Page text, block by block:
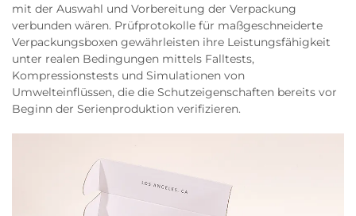
mit der Auswahl und Vorbereitung der Verpackung
verbunden wären. Prüfprotokolle für maßgeschneiderte
Verpackungsboxen gewährleisten ihre Leistungsfähigkeit
unter realen Bedingungen mittels Falltests,
Kompressionstests und Simulationen von
Umwelteinflüssen, die die Schutzeigenschaften bereits vor
Beginn der Serienproduktion verifizieren.